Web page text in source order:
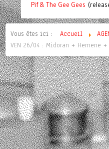
Pif& The Gee Gees
Vous êtes ici : Accueil
VEN 26/04 : Midoran + Hemene +